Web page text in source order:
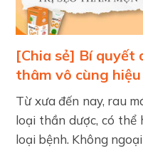
[Chia sẻ] Bí quyết
thâm vô cùng
Từ xưa đến nay, rau
loại thần dược, có
loại bệnh. Không